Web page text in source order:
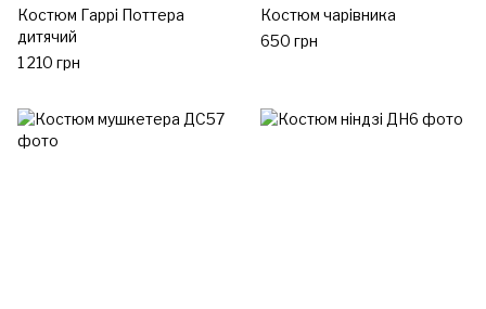
Костюм Гаррі Поттера
дитячий
1 210 грн
Костюм чарівника
650 грн